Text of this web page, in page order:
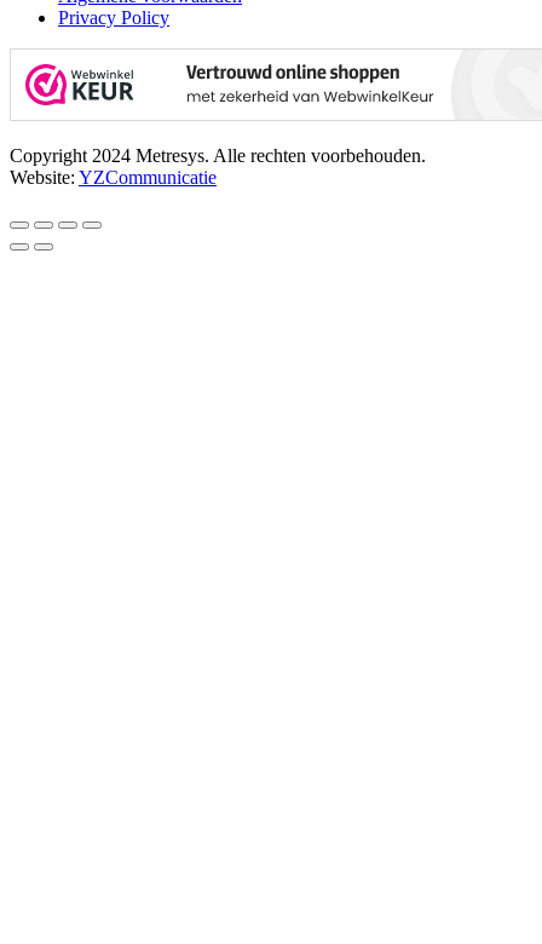
Privacy Policy
Copyright 2024 Metresys. Alle rechten voorbehouden.
Website: YZCommunicatie